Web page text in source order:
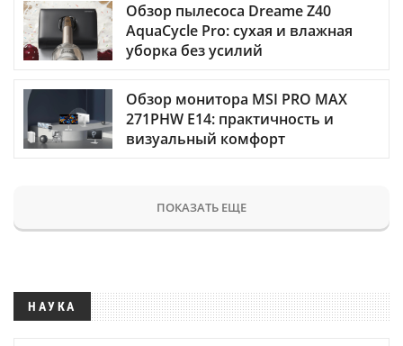
Обзор пылесоса Dreame Z40
AquaCycle Pro: сухая и влажная
уборка без усилий
Обзор монитора MSI PRO MAX
271PHW E14: практичность и
визуальный комфорт
ПОКАЗАТЬ ЕЩЕ
НАУКА